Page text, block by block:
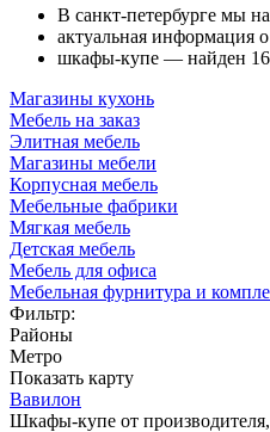
В санкт-петербурге мы
актуальная информация
шкафы-купе — найден
Магазины кухонь
Мебель на заказ
Элитная мебель
Магазины мебели
Корпусная мебель
Мебельные фабрики
Мягкая мебель
Детская мебель
Мебель для офиса
Мебельная фурнитура и
Фильтр:
Районы
Метро
Показать карту
Вавилон
Шкафы-купе от